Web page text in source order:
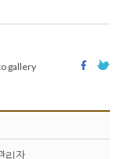
gallery
리자